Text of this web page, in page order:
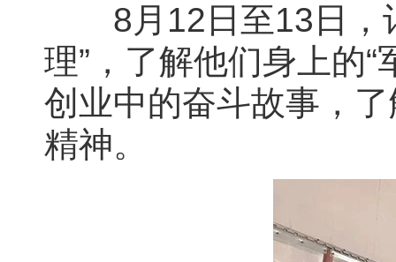
8月12日至13日，
理”，了解他们身上的
创业中的奋斗故事，
精神。